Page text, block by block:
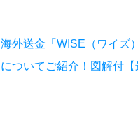
海外送金「WISE（ワイズ
についてご紹介！図解付【